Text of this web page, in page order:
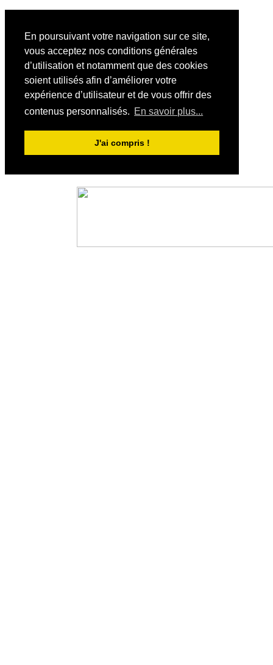
En poursuivant votre navigation sur ce site,
vous acceptez nos conditions générales
d’utilisation et notamment que des cookies
soient utilisés afin d’améliorer votre
expérience d’utilisateur et de vous offrir des
contenus personnalisés. En savoir plus...
J'ai compris !